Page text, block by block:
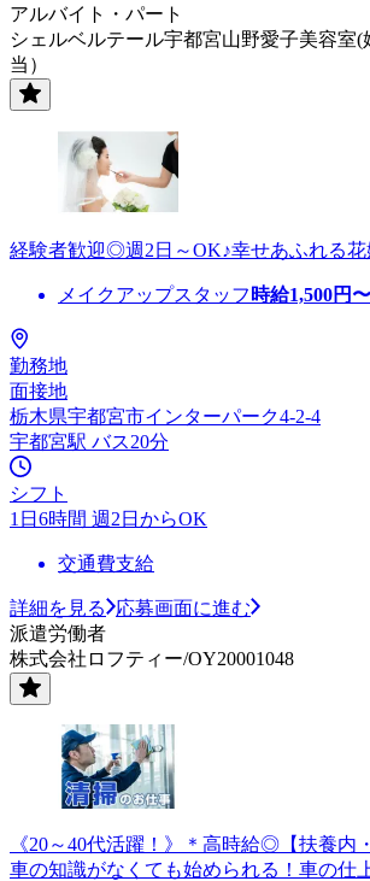
アルバイト・パート
シェルベルテール宇都宮山野愛子美容室(
当）
経験者歓迎◎週2日～OK♪幸せあふれる
メイクアップスタッフ 時給1,500円〜
勤務地
面接地
栃木県宇都宮市インターパーク4-2-4
宇都宮駅 バス20分
シフト
1日6時間 週2日からOK
交通費支給
詳細を見る
応募画面に進む
派遣労働者
株式会社ロフティー/OY20001048
《20～40代活躍！》＊高時給◎【扶養内
車の知識がなくても始められる！車の仕